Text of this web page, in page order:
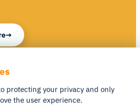
protecting your privacy and only
the user experience.